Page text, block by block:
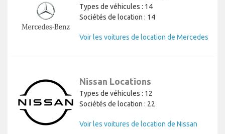
Types de véhicules : 14
Sociétés de location : 14
Voir les voitures de location de Mercedes
Nissan Locations
Types de véhicules : 12
Sociétés de location : 22
Voir les voitures de location de Nissan